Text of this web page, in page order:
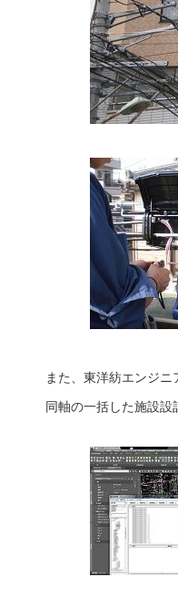
また、東洋紡エンジニ
同軸の一括した施設設